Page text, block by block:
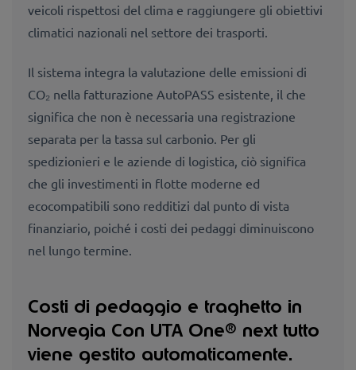
veicoli rispettosi del clima e raggiungere gli obiettivi
climatici nazionali nel settore dei trasporti.
Il sistema integra la valutazione delle emissioni di
CO₂ nella fatturazione AutoPASS esistente, il che
significa che non è necessaria una registrazione
separata per la tassa sul carbonio. Per gli
spedizionieri e le aziende di logistica, ciò significa
che gli investimenti in flotte moderne ed
ecocompatibili sono redditizi dal punto di vista
finanziario, poiché i costi dei pedaggi diminuiscono
nel lungo termine.
Costi di pedaggio e traghetto in
Norvegia Con UTA One® next tutto
viene gestito automaticamente.